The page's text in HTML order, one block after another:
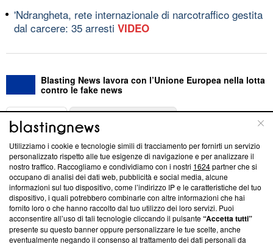
'Ndrangheta, rete internazionale di narcotraffico gestita
dal carcere: 35 arresti VIDEO
Blasting News lavora con l’Unione Europea nella lotta
contro le fake news
ABOUT
Questa sezione offre informazioni trasparenti su Blasting
News, sui nostri processi editoriali e su come ci impegniamo a
creare news di qualità. Inoltre, afferma la nostra aderenza a
‘Trust Project - News with Integrity’Blasting News non è
ancora membro del programma, ma ha richiesto di farne
parte; Trust Project non ha ancora effettuato una verifica di
conformità agli standard.
Utilizziamo i cookie e tecnologie simili di tracciamento per fornirti un servizio
personalizzato rispetto alle tue esigenze di navigazione e per analizzare il
nostro traffico. Raccogliamo e condividiamo con i nostri 1624partner che si
occupano di analisi dei dati web, pubblicità e social media, alcune
informazioni sul tuo dispositivo, come l’indirizzo IP e le caratteristiche del tuo
dispositivo, i quali potrebbero combinarle con altre informazioni che hai
fornito loro o che hanno raccolto dal tuo utilizzo dei loro servizi. Puoi
acconsentire all’uso di tali tecnologie cliccando il pulsante“Accetta tutti”
presente su questo banner oppure personalizzare le tue scelte, anche
eventualmente negando il consenso al trattamento dei dati personali da